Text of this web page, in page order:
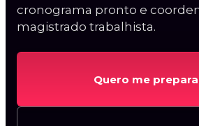
Magistratura Federal e
cronograma pronto e
magistrado trabalhista.
Quero me